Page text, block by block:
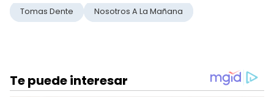
Tomas Dente Nosotros A La Mañana